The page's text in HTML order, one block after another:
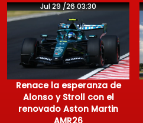
Jul 29 /26 03:30
Renace la esperanza de
Alonso y Stroll con el
renovado Aston Martin
AMR26